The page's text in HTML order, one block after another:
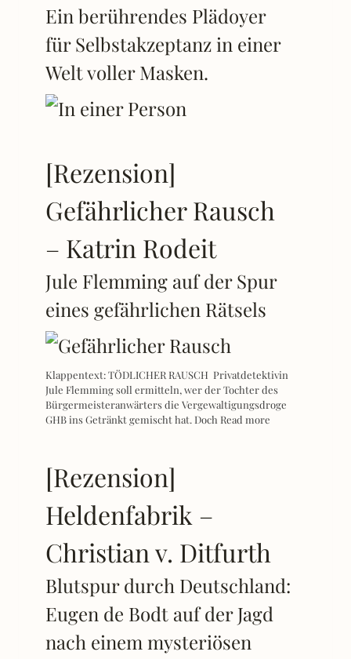
Ein berührendes Plädoyer
für Selbstakzeptanz in einer
Welt voller Masken.
[Rezension]
Gefährlicher Rausch
– Katrin Rodeit
Jule Flemming auf der Spur
eines gefährlichen Rätsels
Klappentext: TÖDLICHER RAUSCH Privatdetektivin
Jule Flemming soll ermitteln, wer der Tochter des
Bürgermeisteranwärters die Vergewaltigungsdroge
GHB ins Getränkt gemischt hat. Doch Read more
[Rezension]
Heldenfabrik –
Christian v. Ditfurth
Blutspur durch Deutschland:
Eugen de Bodt auf der Jagd
nach einem mysteriösen